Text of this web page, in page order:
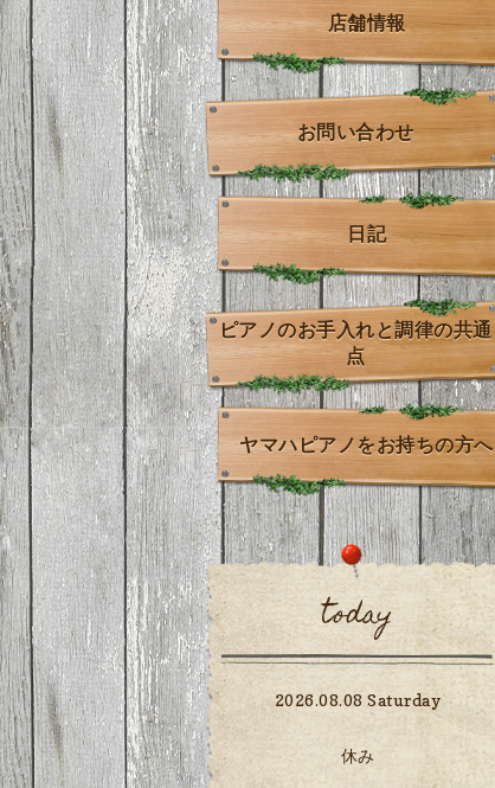
店舗情報
お問い合わせ
日記
ピアノのお手入れと調律の共通
点
ヤマハピアノをお持ちの方へ
today
2026.08.08 Saturday
休み